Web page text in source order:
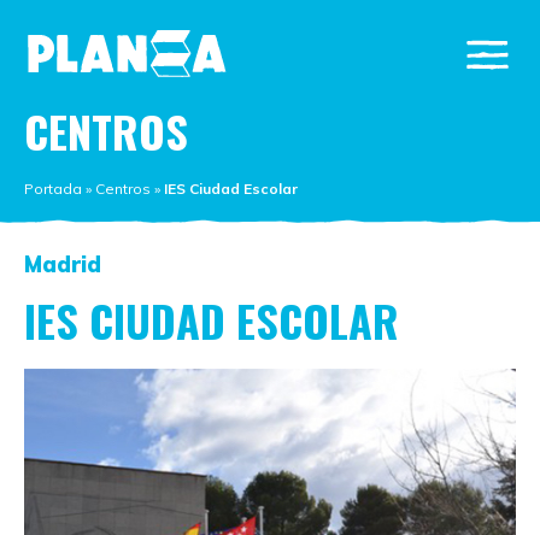
CENTROS
Portada » Centros » IES Ciudad Escolar
Madrid
IES CIUDAD ESCOLAR